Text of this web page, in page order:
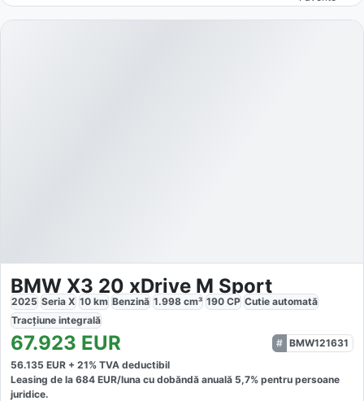
BMW X3 20 xDrive M Sport
2025 Seria X 10 km Benzină 1.998 cm³ 190 CP Cutie automată
Tracțiune integrală
67.923 EUR
BMW121631
56.135 EUR + 21% TVA deductibil
Leasing de la 684 EUR/luna cu dobăndă anuală 5,7% pentru persoane
juridice.